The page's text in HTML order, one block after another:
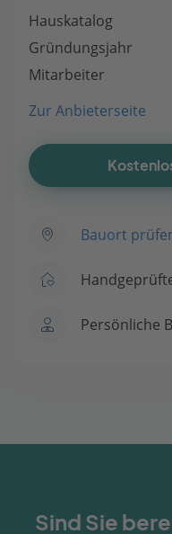
Hauskatalog
Gründungsjahr
Mitarbeiter
Zur Anbieterseite
Bauort
Persönliche
Sind Sie